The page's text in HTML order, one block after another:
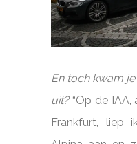
En toch kwam
uit?“Op de IAA,
Frankfurt, liep